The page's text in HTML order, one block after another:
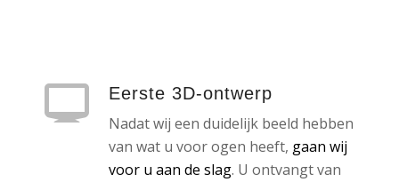
Eerste 3D-ontwerp
Nadat wij een duidelijk beeld hebben
van wat u voor ogen heeft, gaan wij
voor u aan de slag. U ontvangt van